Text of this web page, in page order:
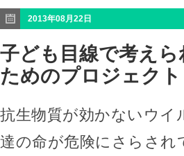
2013年08月22日
子ども目線で考え
ためのプロジェク
抗生物質が効かないウ
達の命が危険にさらされ